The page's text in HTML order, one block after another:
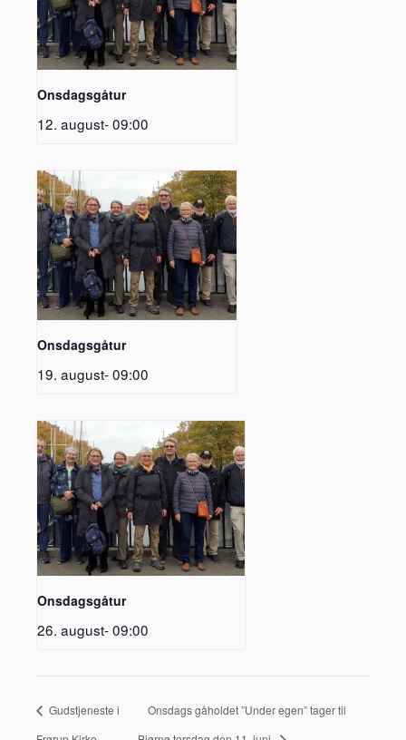
Onsdagsgåtur
12. august- 09:00
Onsdagsgåtur
19. august- 09:00
Onsdagsgåtur
26. august- 09:00
Gudstjeneste i
Onsdags gåholdet ”Under egen” tager til